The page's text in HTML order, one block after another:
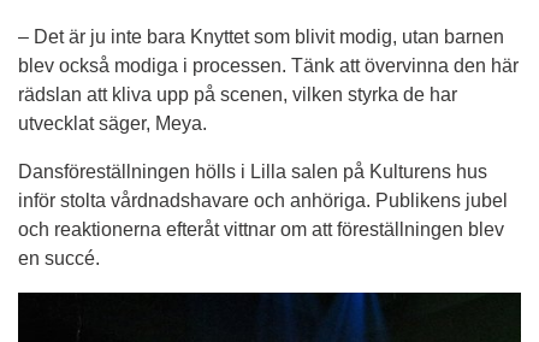
– Det är ju inte bara Knyttet som blivit modig, utan barnen
blev också modiga i processen. Tänk att övervinna den här
rädslan att kliva upp på scenen, vilken styrka de har
utvecklat säger, Meya.
Dansföreställningen hölls i Lilla salen på Kulturens hus
inför stolta vårdnadshavare och anhöriga. Publikens jubel
och reaktionerna efteråt vittnar om att föreställningen blev
en succé.